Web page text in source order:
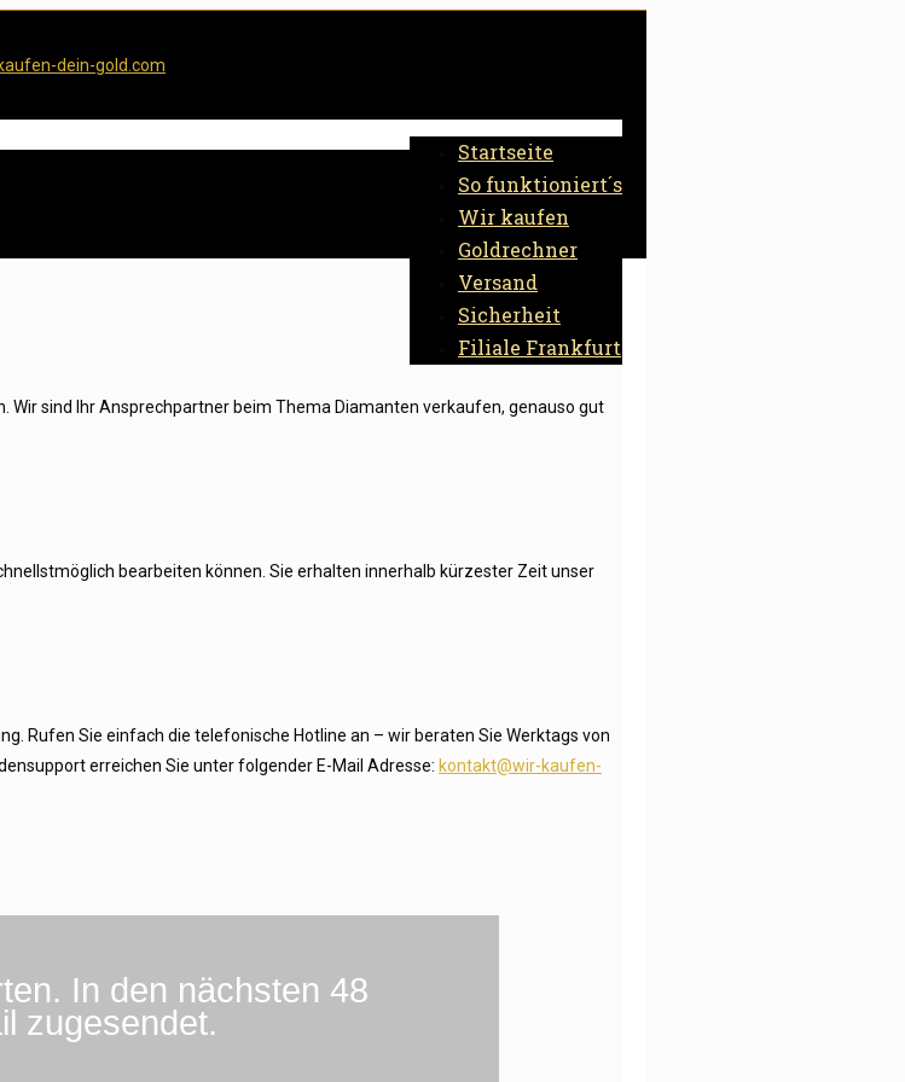
Startseite
So funktioniert´s
Wir kaufen
Goldrechner
Versand
Sicherheit
Filiale Frankfurt
sind Ihr Ansprechpartner beim Thema Diamanten verkaufen, genauso gut
bearbeiten können. Sie erhalten innerhalb kürzester Zeit unser
Rufen Sie einfach die telefonische Hotline an – wir beraten Sie Werktags von
erreichen Sie unter folgender E-Mail Adresse: kontakt@wir-kaufen-
In den nächsten 48
zugesendet.